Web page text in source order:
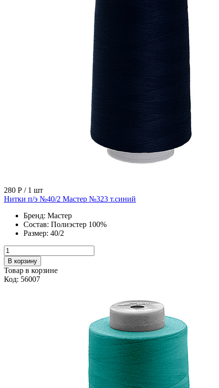
280 Р / 1 шт
Нитки п/э №40/2 Мастер №323 т.синий
Бренд: Мастер
Состав: Полиэстер 100%
Размер: 40/2
В корзину
Товар в корзине
Код: 56007